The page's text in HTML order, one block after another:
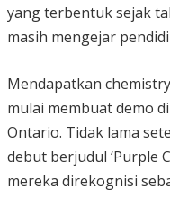
yang terbentuk sejak
masih mengejar
Mendapatkan
mulai membuat demo
Ontario. Tidak lama
debut berjudul ‘Purple
mereka direkognisi